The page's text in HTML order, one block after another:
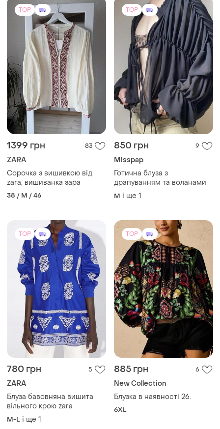
TOP
1399 грн 83
ZARA
Сорочка з вишивкою від
zara, вишиванка зара
38 / M / 46
TOP
850 грн 9
Misspap
Готична блуза з
драпуванням та воланами
M і ще 1
TOP
780 грн 5
ZARA
Блуза бавовняна вишита
вільного крою zara
M-L і ще 1
TOP
885 грн 6
New Collection
Блузка в наявності 26.
6XL